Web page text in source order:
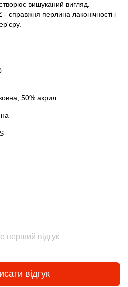
вишуканий вигляд.
справжня перлина лаконічності і
50% акрил
перший відгук
відгук